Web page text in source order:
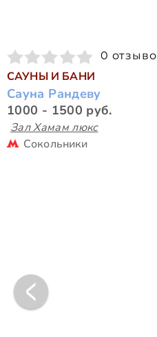
0
САУНЫ И БАНИ
Сауна Рандеву
1000 - 1500 руб.
Зал Хамам люкс
Сокольники